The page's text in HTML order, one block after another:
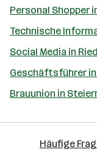
Personal Shopper
Technische
Social Media in
Geschäftsführer
Brauunion in
Häufige